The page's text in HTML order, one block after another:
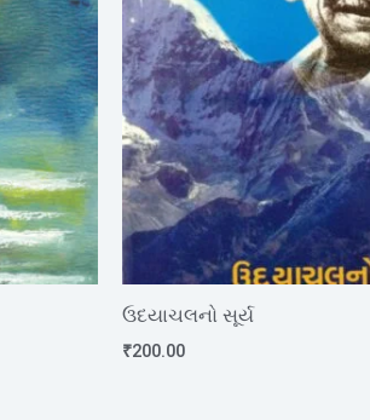
ઉદયાચલનો સૂર્ય
₹200.00